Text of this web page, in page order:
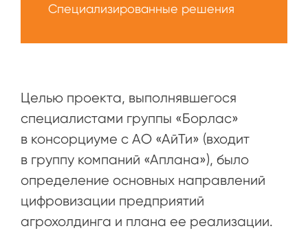
Целью проекта, выполнявшегося
специалистами группы «Борлас»
в консорциуме с АО «АйТи» (входит
в группу компаний «Аплана»), было
определение основных направлений
цифровизации предприятий
агрохолдинга и плана ее реализации.
Специализированные решения